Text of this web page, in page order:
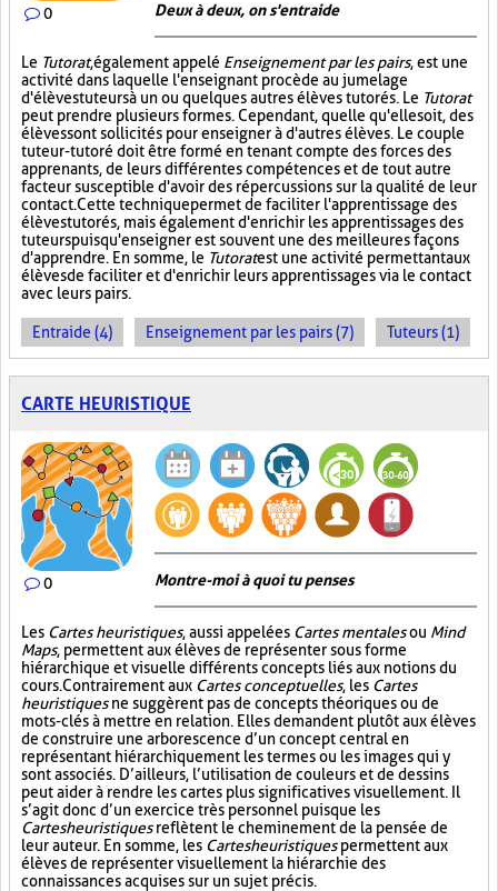
0 Deux à deux, on s'entraide
Le Tutorat, également appelé Enseignement par les pairs, est une
activité dans laquelle l'enseignant procède au jumelage
d'élèves tuteurs à un ou quelques autres élèves tutorés. Le Tutorat
peut prendre plusieurs formes. Cependant, quelle qu'elle soit, des
élèves sont sollicités pour enseigner à d'autres élèves. Le couple
tuteur-tutoré doit être formé en tenant compte des forces des
apprenants, de leurs différentes compétences et de tout autre
facteur susceptible d'avoir des répercussions sur la qualité de leur
contact. Cette technique permet de faciliter l'apprentissage des
élèves tutorés, mais également d'enrichir les apprentissages des
tuteurs puisqu'enseigner est souvent une des meilleures façons
d'apprendre. En somme, le Tutoratest une activité permettant aux
élèves de faciliter et d'enrichir leurs apprentissages via le contact
avec leurs pairs.
Entraide (4) Enseignement par les pairs (7) Tuteurs (1)
CARTE HEURISTIQUE
0 Montre-moi à quoi tu penses
Les Cartes heuristiques, aussi appelées Cartes mentalesou Mind
Maps, permettent aux élèves de représenter sous forme
hiérarchique et visuelle différents concepts liés aux notions du
cours. Contrairement aux Cartes conceptuelles, les Cartes
heuristiquesne suggèrent pas de concepts théoriques ou de
mots-clés à mettre en relation. Elles demandent plutôt aux élèves
de construire une arborescence d’un concept central en
représentant hiérarchiquement les termes ou les images qui y
sont associés. D’ailleurs, l’utilisation de couleurs et de dessins
peut aider à rendre les cartes plus significatives visuellement. Il
s’agit donc d’un exercice très personnel puisque les
Cartes heuristiquesreflètent le cheminement de la pensée de
leur auteur. En somme, les Cartes heuristiquespermettent aux
élèves de représenter visuellement la hiérarchie des
connaissances acquises sur un sujet précis.